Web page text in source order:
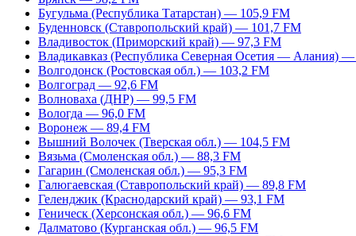
Бугульма (Республика Татарстан) — 105,9 FM
Буденновск (Ставропольский край) — 101,7 FM
Владивосток (Приморский край) — 97,3 FM
Владикавказ (Республика Северная Осетия — Алания)
Волгодонск (Ростовская обл.) — 103,2 FM
Волгоград — 92,6 FM
Волноваха (ДНР) — 99,5 FM
Вологда — 96,0 FM
Воронеж — 89,4 FM
Вышний Волочек (Тверская обл.) — 104,5 FM
Вязьма (Смоленская обл.) — 88,3 FM
Гагарин (Смоленская обл.) — 95,3 FM
Галюгаевская (Ставропольский край) — 89,8 FM
Геленджик (Краснодарский край) — 93,1 FM
Геническ (Херсонская обл.) — 96,6 FM
Далматово (Курганская обл.) — 96,5 FM